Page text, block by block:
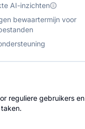
AI-inzichten
bewaartermijn voor
reguliere gebruikers en